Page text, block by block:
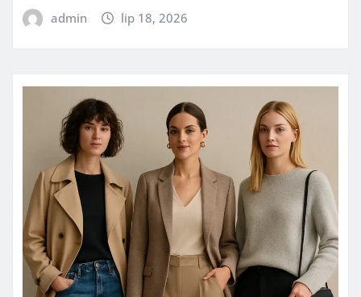
admin lip 18, 2026